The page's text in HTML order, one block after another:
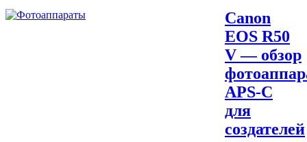
Canon
EOS R50
V — обзор
APS-C
для
создателей